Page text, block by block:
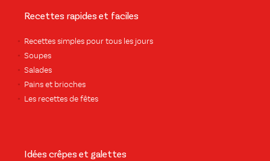
Recettes rapides et faciles
Recettes simples pour tous les jours
Soupes
Salades
Pains et brioches
Les recettes de fêtes
Idées crêpes et galettes